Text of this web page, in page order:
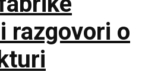
razgovori o